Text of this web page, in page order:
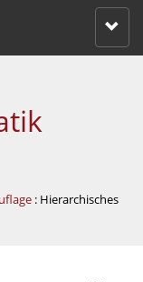
: Hierarchisches